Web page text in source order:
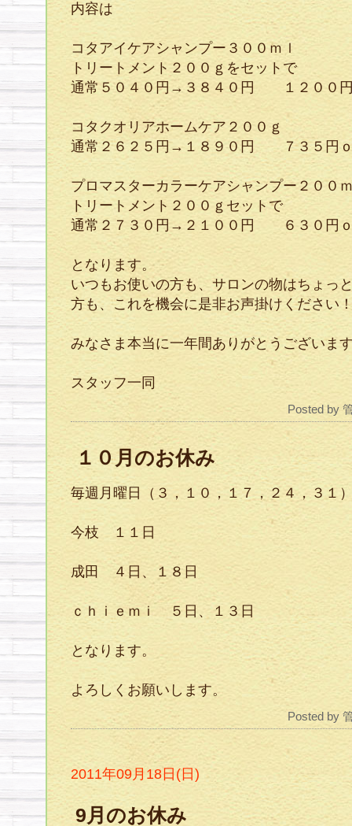
内容は
コタアイケアシャンプー３００ｍｌ
トリートメント２００ｇをセットで
通常５０４０円→３８４０円 １２００
コタクオリアホームケア２００ｇ
通常２６２５円→１８９０円 ７３５円
プロマスターカラーケアシャンプー２００
トリートメント２００ｇセットで
通常２７３０円→２１００円 ６３０円
となります。
いつもお使いの方も、サロンの物はちょっ
方も、これを機会に是非お声掛けください
みなさま本当に一年間ありがとうございま
スタッフ一同
Posted by
１０月のお休み
毎週月曜日（３，１０，１７，２４，３１
今枝 １１日
成田 ４日、１８日
ｃｈｉｅｍｉ ５日、１３日
となります。
よろしくお願いします。
Posted by
2011年09月18日(日)
9月のお休み